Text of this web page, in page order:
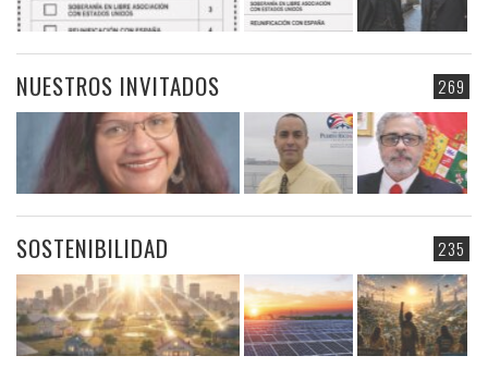
269
NUESTROS INVITADOS
235
SOSTENIBILIDAD